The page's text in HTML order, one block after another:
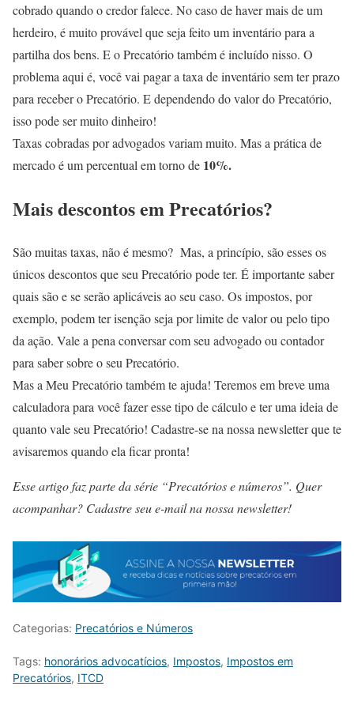
cobrado quando o credor falece. No caso de haver mais de um
herdeiro, é muito provável que seja feito um inventário para a
partilha dos bens. E o Precatório também é incluído nisso. O
problema aqui é, você vai pagar a taxa de inventário sem ter prazo
para receber o Precatório. E dependendo do valor do Precatório,
isso pode ser muito dinheiro!
Taxas cobradas por advogados variam muito. Mas a prática de
mercado é um percentual em torno de 10%.
Mais descontos em Precatórios?
São muitas taxas, não é mesmo? Mas, a princípio, são esses os
únicos descontos que seu Precatório pode ter. É importante saber
quais são e se serão aplicáveis ao seu caso. Os impostos, por
exemplo, podem ter isenção seja por limite de valor ou pelo tipo
da ação. Vale a pena conversar com seu advogado ou contador
para saber sobre o seu Precatório.
Mas a Meu Precatório também te ajuda! Teremos em breve uma
calculadora para você fazer esse tipo de cálculo e ter uma ideia de
quanto vale seu Precatório! Cadastre-se na nossa newsletter que te
avisaremos quando ela ficar pronta!
Esse artigo faz parte da série “Precatórios e números”. Quer
acompanhar? Cadastre seu e-mail na nossa newsletter!
Categorias: Precatórios e Números
Tags: honorários advocatícios, Impostos, Impostos em
Precatórios, ITCD